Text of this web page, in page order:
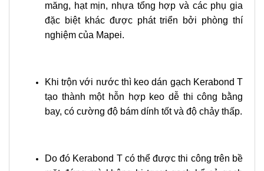
măng, hạt mịn, nhựa tổng hợp và các phụ gia
đặc biệt khác được phát triển bởi phòng thí
nghiệm của Mapei.
Khi trộn với nước thì keo dán gạch Kerabond T
tạo thành một hỗn hợp keo dễ thi công bằng
bay, có cường độ bám dính tốt và độ chảy thấp.
Do đó Kerabond T có thể được thi công trên bề